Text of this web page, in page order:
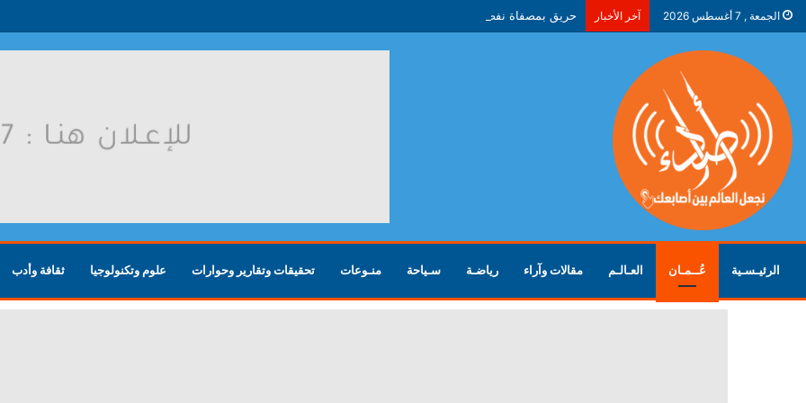
الجمعة , 7 أغسطس 2026 آخر الأخبار حريق بمصفاة نفط في ياروسلافل الروسية بعد هجوم أوكراني
الرئيـسـية عُــمـان العـالـم مقالات وآراء رياضـة سـياحة منـوعات تحقيقات وتقارير وحوارات علوم وتكنولوجيا ثقافة وأدب